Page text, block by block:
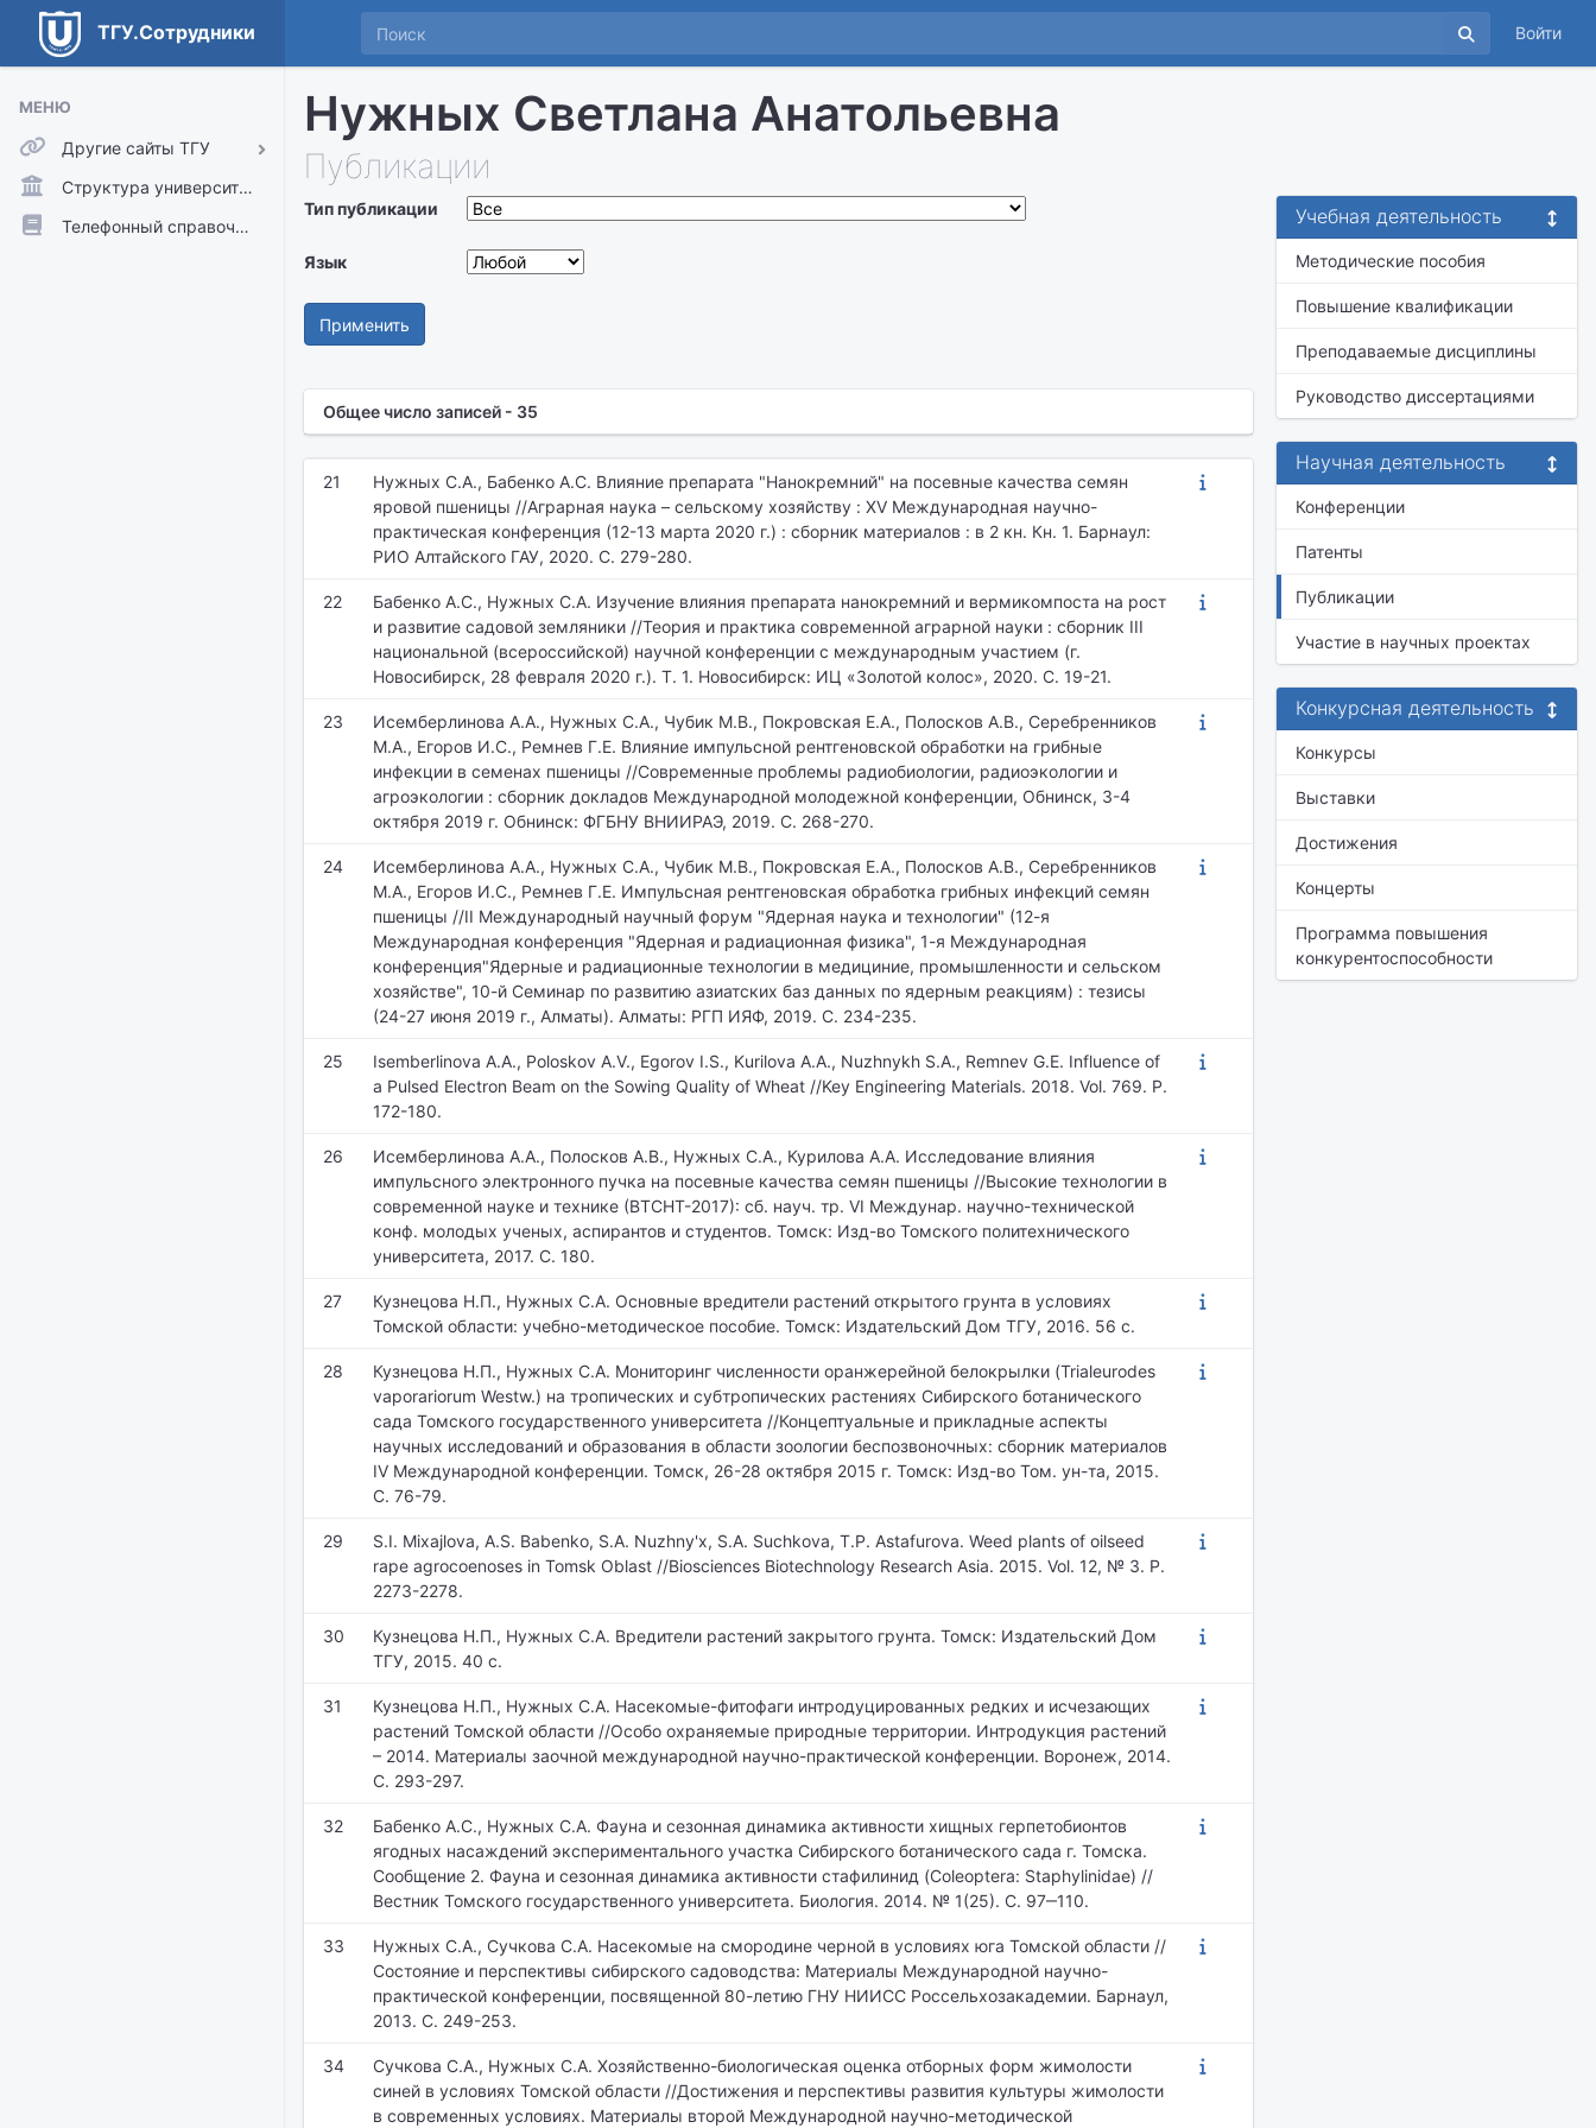
ТГУ.Сотрудники Войти
МЕНЮ
Другие сайты ТГУ
ТГУ.Аккаунты
ТГУ.Расписание
Структура университета
Телефонный справочник
Нужных Светлана Анатольевна
Публикации
Тип публикации
Язык
Применить
Общее число записей - 35
21
Нужных С.А., Бабенко А.С. Влияние препарата "Нанокремний" на посевные качества семян
яровой пшеницы //Аграрная наука – сельскому хозяйству : XV Международная научно-
практическая конференция (12-13 марта 2020 г.) : сборник материалов : в 2 кн. Кн. 1. Барнаул:
РИО Алтайского ГАУ, 2020. С. 279-280.
22
Бабенко А.С., Нужных С.А. Изучение влияния препарата нанокремний и вермикомпоста на рост
и развитие садовой земляники //Теория и практика современной аграрной науки : сборник III
национальной (всероссийской) научной конференции с международным участием (г.
Новосибирск, 28 февраля 2020 г.). Т. 1. Новосибирск: ИЦ «Золотой колос», 2020. С. 19-21.
23
Исемберлинова А.А., Нужных С.А., Чубик М.В., Покровская Е.А., Полосков А.В., Серебренников
М.А., Егоров И.С., Ремнев Г.Е. Влияние импульсной рентгеновской обработки на грибные
инфекции в семенах пшеницы //Современные проблемы радиобиологии, радиоэкологии и
агроэкологии : сборник докладов Международной молодежной конференции, Обнинск, 3-4
октября 2019 г. Обнинск: ФГБНУ ВНИИРАЭ, 2019. С. 268-270.
24
Исемберлинова А.А., Нужных С.А., Чубик М.В., Покровская Е.А., Полосков А.В., Серебренников
М.А., Егоров И.С., Ремнев Г.Е. Импульсная рентгеновская обработка грибных инфекций семян
пшеницы //II Международный научный форум "Ядерная наука и технологии" (12-я
Международная конференция "Ядерная и радиационная физика", 1-я Международная
конференция"Ядерные и радиационные технологии в медициние, промышленности и сельском
хозяйстве", 10-й Семинар по развитию азиатских баз данных по ядерным реакциям) : тезисы
(24-27 июня 2019 г., Алматы). Алматы: РГП ИЯФ, 2019. С. 234-235.
25
Isemberlinova A.A., Poloskov A.V., Egorov I.S., Kurilova A.A., Nuzhnykh S.A., Remnev G.E. Influence of
a Pulsed Electron Beam on the Sowing Quality of Wheat //Key Engineering Materials. 2018. Vol. 769. P.
172-180.
26
Исемберлинова А.А., Полосков А.В., Нужных С.А., Курилова А.А. Исследование влияния
импульсного электронного пучка на посевные качества семян пшеницы //Высокие технологии в
современной науке и технике (ВТСНТ-2017): сб. науч. тр. VI Междунар. научно-технической
конф. молодых ученых, аспирантов и студентов. Томск: Изд-во Томского политехнического
университета, 2017. С. 180.
27
Кузнецова Н.П., Нужных С.А. Основные вредители растений открытого грунта в условиях
Томской области: учебно-методическое пособие. Томск: Издательский Дом ТГУ, 2016. 56 с.
28
Кузнецова Н.П., Нужных С.А. Мониторинг численности оранжерейной белокрылки (Trialeurodes
vaporariorum Westw.) на тропических и субтропических растениях Сибирского ботанического
сада Томского государственного университета //Концептуальные и прикладные аспекты
научных исследований и образования в области зоологии беспозвоночных: сборник материалов
IV Международной конференции. Томск, 26-28 октября 2015 г. Томск: Изд-во Том. ун-та, 2015.
С. 76-79.
29
S.I. Mixajlova, A.S. Babenko, S.A. Nuzhny'x, S.A. Suchkova, T.P. Astafurova. Weed plants of oilseed
rape agrocoenoses in Tomsk Oblast //Biosciences Biotechnology Research Asia. 2015. Vol. 12, № 3. P.
2273-2278.
30
Кузнецова Н.П., Нужных С.А. Вредители растений закрытого грунта. Томск: Издательский Дом
ТГУ, 2015. 40 с.
31
Кузнецова Н.П., Нужных С.А. Насекомые-фитофаги интродуцированных редких и исчезающих
растений Томской области //Особо охраняемые природные территории. Интродукция растений
– 2014. Материалы заочной международной научно-практической конференции. Воронеж, 2014.
С. 293-297.
32
Бабенко А.С., Нужных С.А. Фауна и сезонная динамика активности хищных герпетобионтов
ягодных насаждений экспериментального участка Сибирского ботанического сада г. Томска.
Сообщение 2. Фауна и сезонная динамика активности стафилинид (Coleoptera: Staphylinidae) //
Вестник Томского государственного университета. Биология. 2014. № 1(25). С. 97‒110.
33
Нужных С.А., Сучкова С.А. Насекомые на смородине черной в условиях юга Томской области //
Состояние и перспективы сибирского садоводства: Материалы Международной научно-
практической конференции, посвященной 80-летию ГНУ НИИСС Россельхозакадемии. Барнаул,
2013. С. 249-253.
34
Сучкова С.А., Нужных С.А. Хозяйственно-биологическая оценка отборных форм жимолости
синей в условиях Томской области //Достижения и перспективы развития культуры жимолости
в современных условиях. Материалы второй Международной научно-методической
Учебная деятельность
Методические пособия
Повышение квалификации
Преподаваемые дисциплины
Руководство диссертациями
Научная деятельность
Конференции
Патенты
Публикации
Участие в научных проектах
Конкурсная деятельность
Конкурсы
Выставки
Достижения
Концерты
Программа повышения
конкурентоспособности